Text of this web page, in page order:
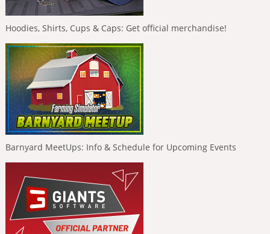
Hoodies, Shirts, Cups & Caps: Get official merchandise!
Barnyard MeetUps: Info & Schedule for Upcoming Events